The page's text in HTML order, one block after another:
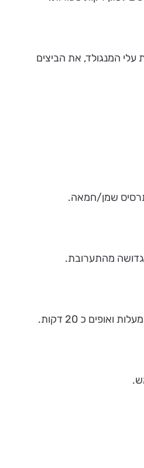
עלי המנגולד, את הביצים
שמן/חמאה.
מהתערובת.